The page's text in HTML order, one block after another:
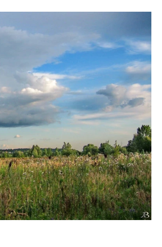
идей.
рынка
Ищем новые берега.
«Жилищной инициативы»
Гатилов — о том, как
оставаться на плаву,
штормит
СТРОИТЕЛЬСТВО